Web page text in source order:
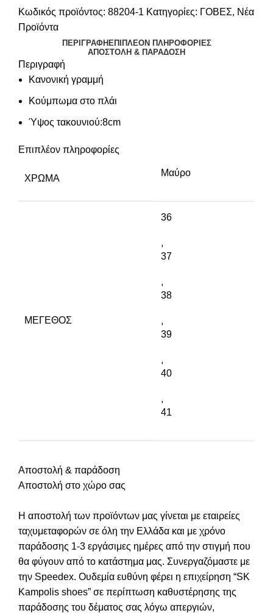
Κωδικός προϊόντος: 88204-1 Κατηγορίες: ΓΟΒΕΣ, Νέα
Προϊόντα
ΠΕΡΙΓΡΑΦΉΕΠΙΠΛΈΟΝ ΠΛΗΡΟΦΟΡΊΕΣ
ΑΠΟΣΤΟΛΉ & ΠΑΡΆΔΟΣΗ
Περιγραφή
Κανονική γραμμή
Κούμπωμα στο πλάι
Ύψος τακουνιού:8cm
Επιπλέον πληροφορίες
ΧΡΏΜΑ
Μαύρο
ΜΈΓΕΘΟΣ
36
,
37
,
38
,
39
,
40
,
41
Αποστολή & παράδοση
Αποστολή στο χώρο σας
Η αποστολή των προϊόντων μας γίνεται με εταιρείες
ταχυμεταφορών σε όλη την Ελλάδα και με χρόνο
παράδοσης 1-3 εργάσιμες ημέρες από την στιγμή που
θα φύγουν από το κατάστημα μας. Συνεργαζόμαστε με
την Speedex. Oυδεμία ευθύνη φέρει η επιχείρηση “SK
Kampolis shoes” σε περίπτωση καθυστέρησης της
παράδοσης του δέματος σας λόγω απεργιών,